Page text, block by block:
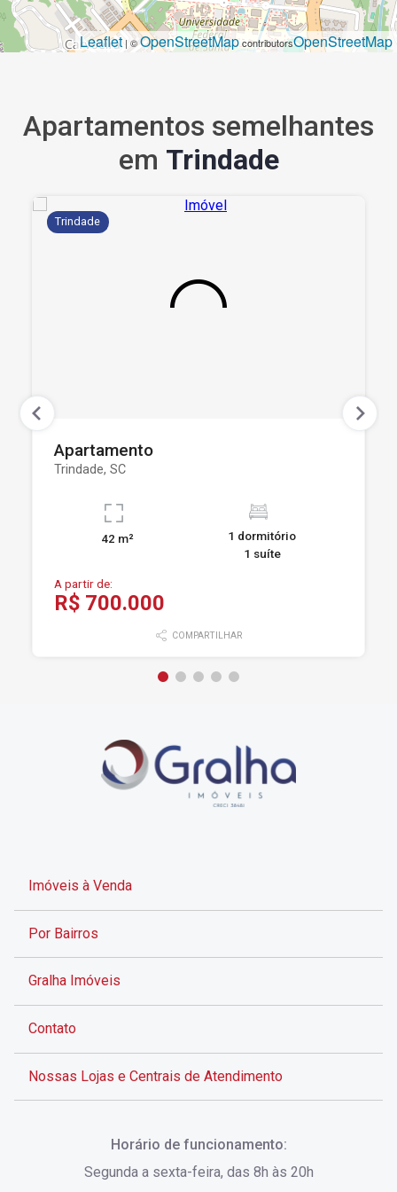
Leaflet | ©OpenStreetMapcontributorsOpenStreetMap
Apartamentos semelhantes
em Trindade
Trindade
Apartamento
Trindade, SC
42 m²
1 dormitório
1 suíte
A partir de:
R$ 700.000
COMPARTILHAR
Imóveis à Venda
Por Bairros
Gralha Imóveis
Contato
Nossas Lojas e Centrais de Atendimento
Horário de funcionamento:
Segunda a sexta-feira, das 8h às 20h